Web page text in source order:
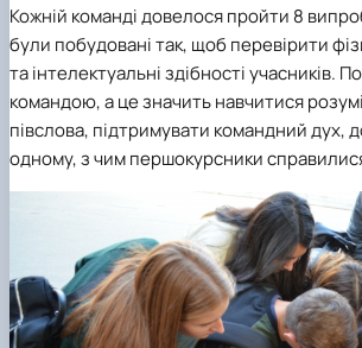
Кожній команді довелося пройти 8
були побудовані так, щоб перевірити
та інтелектуальні здібності учасників.
командою, а це значить навчитися
півслова, підтримувати командний дух,
одному, з чим першокурсники